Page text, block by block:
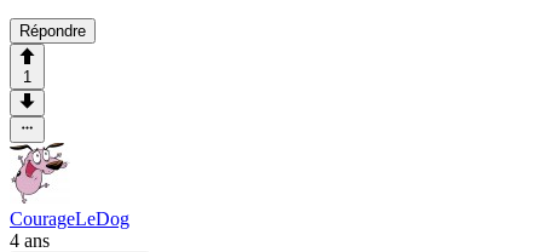
Répondre
1
CourageLeDog
4 ans